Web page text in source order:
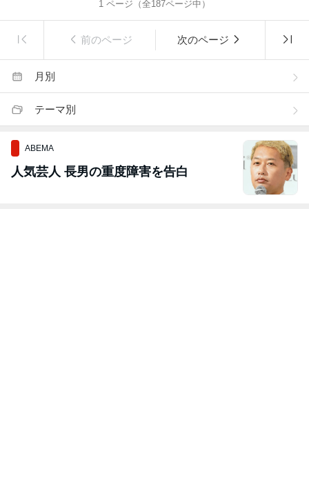
1 ページ（全187ページ中）
前のページ 次のページ
月別
テーマ別
ABEMA
人気芸人 長男の重度障害を告白